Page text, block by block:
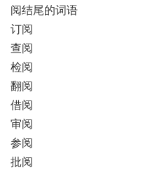
阅结尾的词语
订阅
查阅
检阅
翻阅
借阅
审阅
参阅
批阅